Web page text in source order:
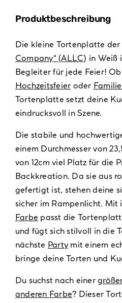
Produktbeschreibung
Die kleine Tortenplatte
Company“ (ALLC) in Weiß
Begleiter für jede Feier! Ob
Hochzeitsfeier oder
Tortenplatte setzt deine
eindrucksvoll in Szene.
Die stabile und
einem Durchmesser von
von 12cm viel Platz für die
Backkreation. Da sie aus
gefertigt ist, stehen deine
sicher im Rampenlicht.
Farbe passt die
und fügt sich stilvoll in die
nächste Party mit einem
bringe deine Torten und
Du suchst nach einer
anderen Farbe? Dieser